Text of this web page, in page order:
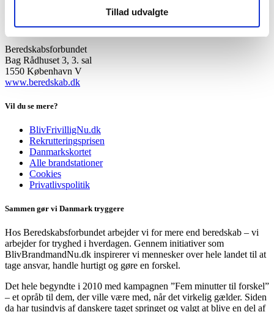
Tillad udvalgte
Beredskabsforbundet
Bag Rådhuset 3, 3. sal
1550 København V
www.beredskab.dk
Vil du se mere?
BlivFrivilligNu.dk
Rekrutteringsprisen
Danmarkskortet
Alle brandstationer
Cookies
Privatlivspolitik
Sammen gør vi Danmark tryggere
Hos Beredskabsforbundet arbejder vi for mere end beredskab – vi
arbejder for tryghed i hverdagen. Gennem initiativer som
BlivBrandmandNu.dk inspirerer vi mennesker over hele landet til at
tage ansvar, handle hurtigt og gøre en forskel.
Det hele begyndte i 2010 med kampagnen ”Fem minutter til forskel”
– et opråb til dem, der ville være med, når det virkelig gælder. Siden
da har tusindvis af danskere taget springet og valgt at blive en del af